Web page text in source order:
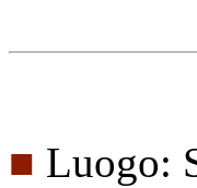
■ Luogo: